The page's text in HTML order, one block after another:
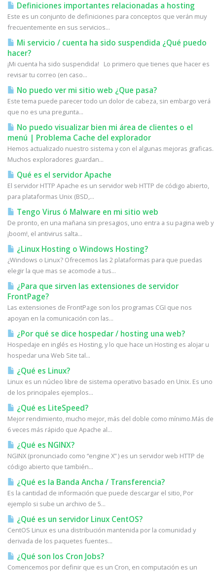
Definiciones importantes relacionadas a hosting
Este es un conjunto de definiciones para conceptos que verán muy
frecuentemente en sus servicios...
Mi servicio / cuenta ha sido suspendida ¿Qué puedo
hacer?
¡Mi cuenta ha sido suspendida! Lo primero que tienes que hacer es
revisar tu correo (en caso...
No puedo ver mi sitio web ¿Que pasa?
Este tema puede parecer todo un dolor de cabeza, sin embargo verá
que no es una pregunta...
No puedo visualizar bien mi área de clientes o el
menú | Problema Cache del explorador
Hemos actualizado nuestro sistema y con el algunas mejoras graficas.
Muchos exploradores guardan...
Qué es el servidor Apache
El servidor HTTP Apache es un servidor web HTTP de código abierto,
para plataformas Unix (BSD,...
Tengo Virus ó Malware en mi sitio web
De pronto, en una mañana sin presagios, uno entra a su pagina web y
¡boom!, el antivirus salta...
¿Linux Hosting o Windows Hosting?
¿Windows o Linux? Ofrecemos las 2 plataformas para que puedas
elegir la que mas se acomode a tus...
¿Para que sirven las extensiones de servidor
FrontPage?
Las extensiones de FrontPage son los programas CGI que nos
apoyan en la comunicación con las...
¿Por qué se dice hospedar / hosting una web?
Hospedaje en inglés es Hosting, y lo que hace un Hosting es alojar u
hospedar una Web Site tal...
¿Qué es Linux?
Linux es un núcleo libre de sistema operativo basado en Unix. Es uno
de los principales ejemplos...
¿Qué es LiteSpeed?
Mejor rendimiento, mucho mejor, más del doble como mínimo.Más de
6 veces más rápido que Apache al...
¿Qué es NGINX?
NGINX (pronunciado como “engine X” ) es un servidor web HTTP de
código abierto que también...
¿Qué es la Banda Ancha / Transferencia?
Es la cantidad de información que puede descargar el sitio, Por
ejemplo si sube un archivo de 5...
¿Qué es un servidor Linux CentOS?
CentOS Linux es una distribución mantenida por la comunidad y
derivada de los paquetes fuentes...
¿Qué son los Cron Jobs?
Comencemos por definir que es un Cron, en computación es un